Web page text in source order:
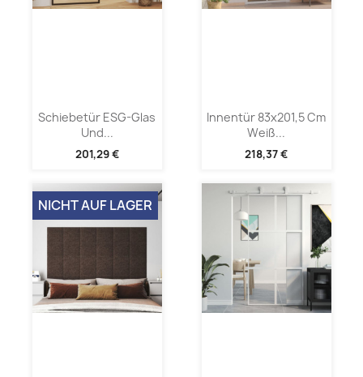
Schiebetür ESG-Glas
Und...
201,29 €
Innentür 83x201,5 Cm
Weiß...
218,37 €
NICHT AUF LAGER